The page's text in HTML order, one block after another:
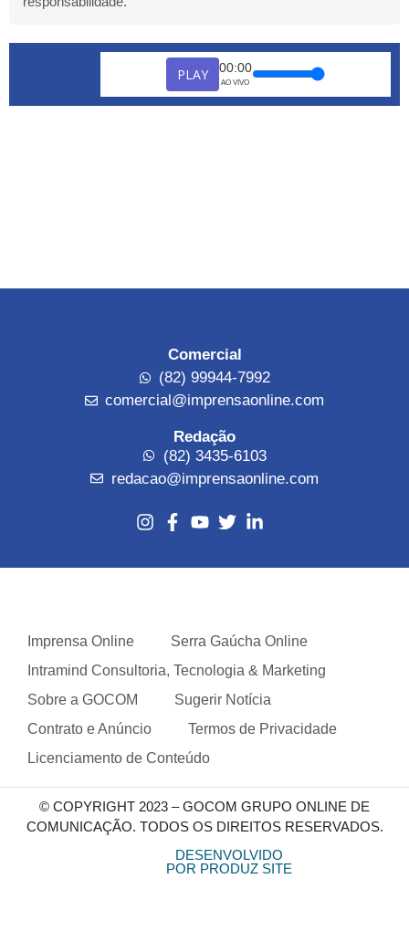
PLAY 00:00
AO VIVO
Comercial
(82) 99944-7992
comercial@imprensaonline.com
Redação
(82) 3435-6103
redacao@imprensaonline.com
Imprensa Online
Serra Gaúcha Online
Intramind Consultoria, Tecnologia & Marketing
Sobre a GOCOM
Sugerir Notícia
Contrato e Anúncio
Termos de Privacidade
Licenciamento de Conteúdo
© COPYRIGHT 2023 – GOCOM GRUPO ONLINE DE
COMUNICAÇÃO. TODOS OS DIREITOS RESERVADOS.
DESENVOLVIDO
POR PRODUZ SITE